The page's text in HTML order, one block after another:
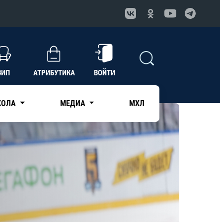
АТРИБУТИКА ВОЙТИ
МЕДИА МХЛ